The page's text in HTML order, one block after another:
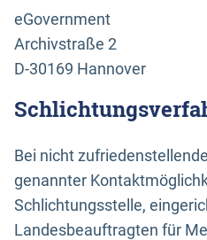
eGovernment
Archivstraße 2
D-30169 Hannover
Bei nicht
genannter
Schlichtungsstelle,
Landesbeauftragten für